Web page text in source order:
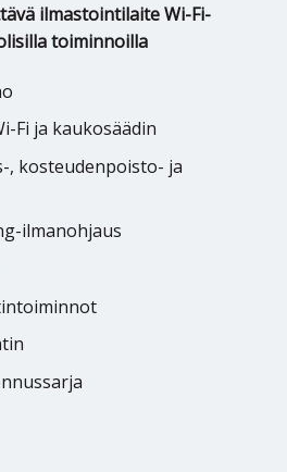
ilmastointilaite Wi-Fi-
toiminnoilla
Fi ja kaukosäädin
, kosteudenpoisto- ja
ilmanohjaus